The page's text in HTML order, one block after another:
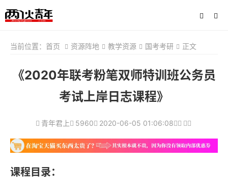
当前位置： 首页 资源阵地 教学资源 国考考研 正文
《2020年联考粉笔双师特训班公务员
考试上岸日志课程》
青年君上 5960 2020-06-05 01:06:08
课程目录：